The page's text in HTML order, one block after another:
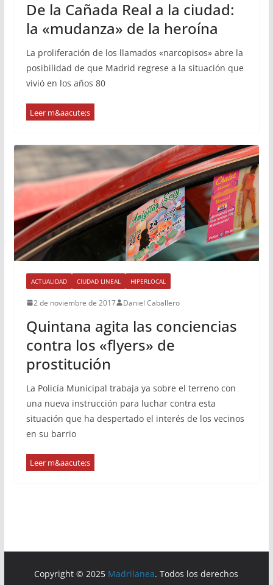
De la Cañada Real a la ciudad:
la «mudanza» de la heroína
La proliferación de los llamados «narcopisos» abre la
posibilidad de que Madrid regrese a la situación que
vivió en los años 80
ACTUALIDAD CIUDAD LINEAL HIPERLOCAL
2 de noviembre de 2017 Daniel Caballero
Quintana agita las conciencias
contra los «flyers» de
prostitución
La Policía Municipal trabaja ya sobre el terreno con
una nueva instrucción para luchar contra esta
situación que ha despertado el interés de los vecinos
en su barrio
Copyright © 2025 Madrilanea. Todos los derechos